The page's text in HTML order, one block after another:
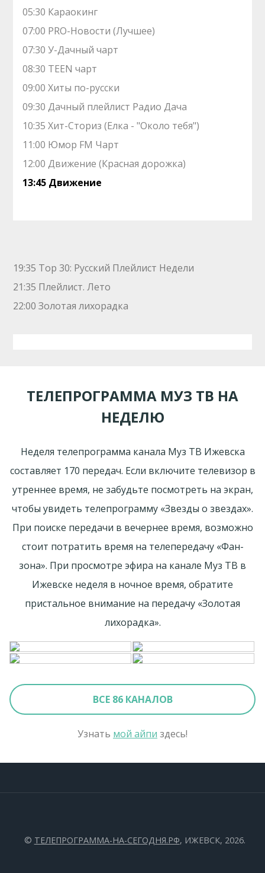
05:30 Караокинг
07:00 PRO-Новости (Лучшее)
07:30 У-Дачный чарт
08:30 TEEN чарт
09:00 Хиты по-русски
09:30 Дачный плейлист Радио Дача
10:35 Хит-Сториз (Елка - "Около тебя")
11:00 Юмор FM Чарт
12:00 Движение (Красная дорожка)
13:45 Движение
19:35 Top 30: Русский Плейлист Недели
21:35 Плейлист. Лето
22:00 Золотая лихорадка
ТЕЛЕПРОГРАММА МУЗ ТВ НА
НЕДЕЛЮ
Неделя телепрограмма канала Муз ТВ Ижевска
составляет 170 передач. Если включите телевизор в
утреннее время, не забудьте посмотреть на экран,
чтобы увидеть телепрограмму «Звезды о звездах».
При поиске передачи в вечернее время, возможно
стоит потратить время на телепередачу «Фан-
зона». При просмотре эфира на канале Муз ТВ в
Ижевске неделя в ночное время, обратите
пристальное внимание на передачу «Золотая
лихорадка».
ВСЕ 86 КАНАЛОВ
Узнать мой айпи здесь!
© ТЕЛЕПРОГРАММА-НА-СЕГОДНЯ.РФ, ИЖЕВСК, 2026.